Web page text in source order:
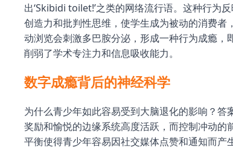
出‘Skibidi toilet!’之类的网络流行语。这种行为
创造力和批判性思维，使学生成为被动的消费
动浏览会刺激多巴胺分泌，形成一种行为成瘾
削弱了学术专注力和信息吸收能力。
数字成瘾背后的神经科学
为什么青少年如此容易受到大脑退化的影响？
奖励和愉悦的边缘系统高度活跃，而控制冲动
平衡使得青少年容易因社交媒体点赞和通知而产